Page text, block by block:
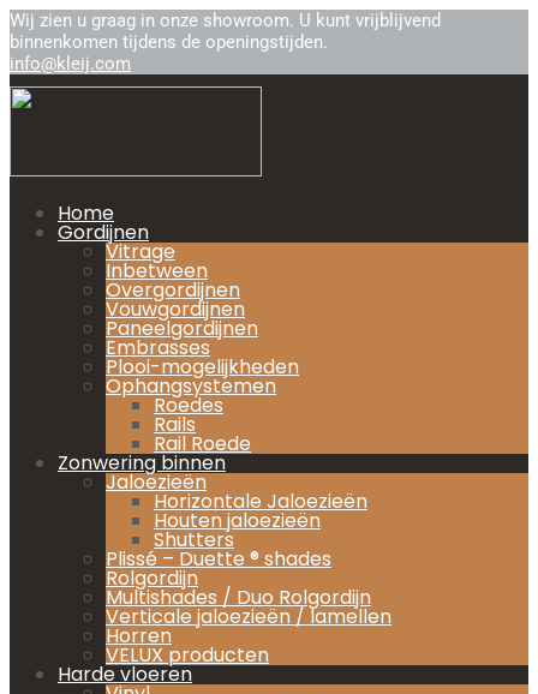
Wij zien u graag in onze showroom. U kunt vrijblijvend
binnenkomen tijdens de openingstijden.
info@kleij.com
Home
Gordijnen
Vitrage
Inbetween
Overgordijnen
Vouwgordijnen
Paneelgordijnen
Embrasses
Plooi-mogelijkheden
Ophangsystemen
Roedes
Rails
Rail Roede
Zonwering binnen
Jaloezieën
Horizontale Jaloezieën
Houten jaloezieën
Shutters
Plissé – Duette ® shades
Rolgordijn
Multishades / Duo Rolgordijn
Verticale jaloezieën / lamellen
Horren
VELUX producten
Harde vloeren